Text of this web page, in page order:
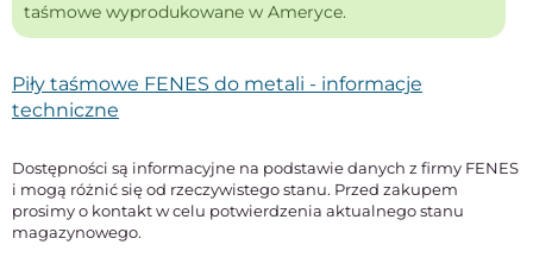
taśmowe wyprodukowane w Ameryce.
Piły taśmowe FENES do metali - informacje
techniczne
Dostępności są informacyjne na podstawie danych z firmy FENES
i mogą różnić się od rzeczywistego stanu. Przed zakupem
prosimy o kontakt w celu potwierdzenia aktualnego stanu
magazynowego.